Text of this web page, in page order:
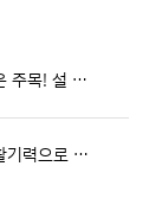
다가오는 설날, 설 선물 고민러들은 주목! 설 선물 추천 리스트 공개!
빙글빙글 돌아가는 우리의 하루, 활기력으로 다 뿌시자!!